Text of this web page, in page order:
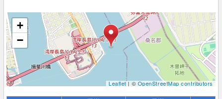
+
−
Leaflet| ©OpenStreetMap contributors